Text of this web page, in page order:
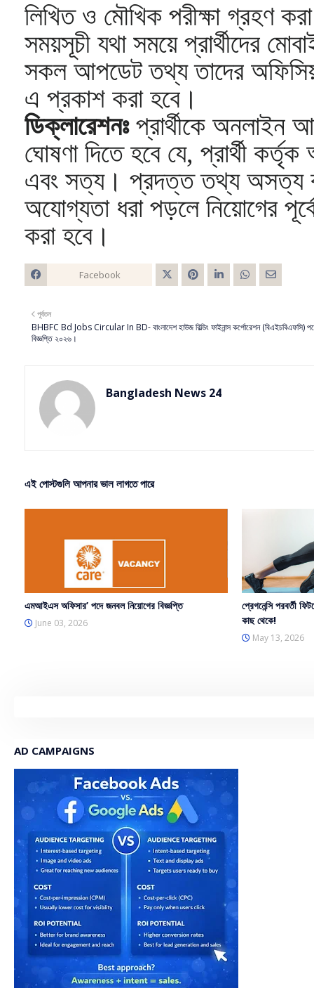
লিখিত ও মৌখিক পরীক্ষা গ্রহণ
সময়সূচী যথা সময়ে প্রার্থীদের
সকল আপডেট তথ্য তাদের
এ প্রকাশ করা হবে।
ডিক্লারেশনঃপ্রার্থীকে অনলাইন
ঘোষণা দিতে হবে যে, প্রার্থী
এবং সত্য। প্রদত্ত তথ্য অসত্য
অযোগ্যতা ধরা পড়লে নিয়োগের
করা হবে।
Facebook
পূর্বতন
BHBFC Bd Jobs Circular In BD- বাংলাদেশ হাউজ বিল্ডিং ফাইনান্স কর্পোরেশন (বিএইচবিএফসি)
বিজ্ঞপ্তি ২০২৬।
Bangladesh News 24
এই পোস্টগুলি আপনার ভাল লাগতে পারে
এমআইএস অফিসার’ পদে জনবল নিয়োগের বিজ্ঞপ্তি
June 03, 2026
প্রেগনেন্সি পরবর্তী
কাছ থেকে!
May 13, 2026
AD CAMPAIGNS